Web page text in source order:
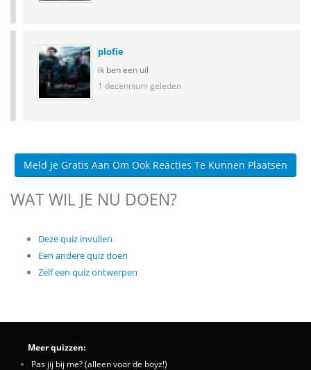
plofie
ik ben een uil
1 decennium geleden
Meld Je Gratis Aan Om Ook Reacties Te Kunnen Plaatsen
WAT WIL JE NU DOEN?
Deze quiz invullen
Een andere quiz doen
Zelf een quiz ontwerpen
Meer quizzen:
Pas jij bij me? (alleen voor de boyz!)